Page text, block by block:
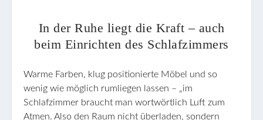
In der Ruhe liegt die Kraft – auch
beim Einrichten des Schlafzimmers
Warme Farben, klug positionierte Möbel und so
wenig wie möglich rumliegen lassen – „im
Schlafzimmer braucht man wortwörtlich Luft zum
Atmen. Also den Raum nicht überladen, sondern